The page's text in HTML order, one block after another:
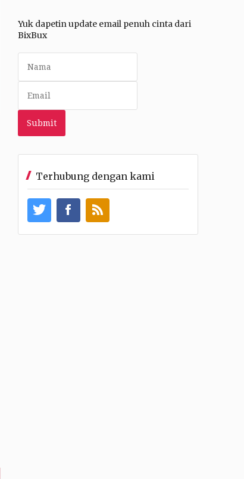
Yuk dapetin update email penuh cinta dari
BixBux
Terhubung dengan kami